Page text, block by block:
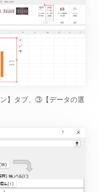
】タブ、③【データの選